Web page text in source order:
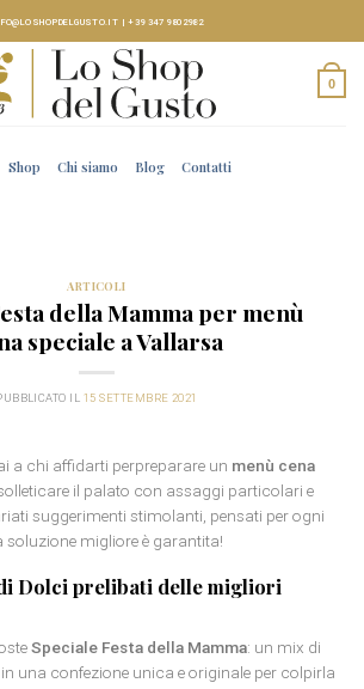
|+39 347 9802982
0
Shop Chi siamo Blog Contatti
ARTICOLI
della Mamma per menù
speciale a Vallarsa
IL 15 SETTEMBRE 2021
a chi affidarti perpreparare un menù cena
il palato con assaggi particolari e
suggerimenti stimolanti, pensati per ogni
soluzione migliore è garantita!
Dolci prelibati delle migliori
Speciale Festa della Mamma: un mix di
una confezione unica e originale per colpirla